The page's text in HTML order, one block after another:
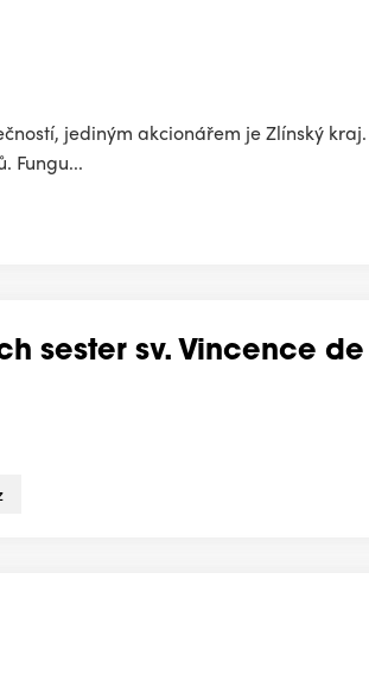
jediným akcionářem je Zlínský
Fungu...
sester sv. Vincence de